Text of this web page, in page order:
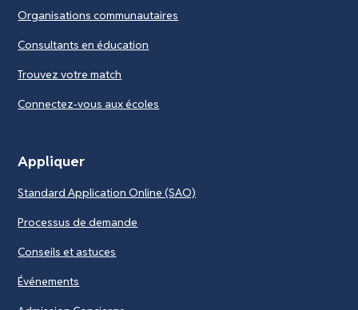
Organisations communautaires
Consultants en éducation
Trouvez votre match
Connectez-vous aux écoles
Appliquer
Standard Application Online (SAO)
Processus de demande
Conseils et astuces
Événements